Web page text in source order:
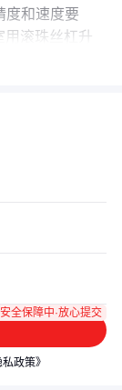
度和速度要
用滚珠丝杠升
全保障中·放心提交
私政策》